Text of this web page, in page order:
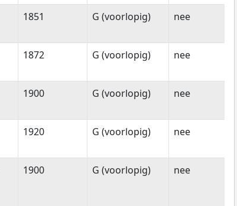
1851 G (voorlopig) nee
1872 G (voorlopig) nee
1900 G (voorlopig) nee
1920 G (voorlopig) nee
1900 G (voorlopig) nee